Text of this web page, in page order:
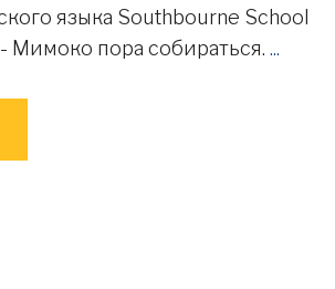
языка Southbourne School
Мимоко пора собираться. ...